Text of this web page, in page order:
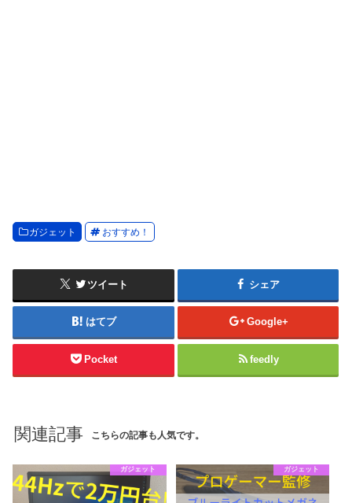
ガジェット おすすめ！
ツイート シェア
はてブ Google+
Pocket feedly
関連記事 こちらの記事も人気です。
ガジェット ガジェット